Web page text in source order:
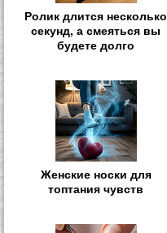
Ролик длится несколько
секунд, а смеяться вы
будете долго
Женские носки для
топтания чувств